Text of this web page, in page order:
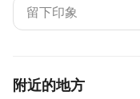
附近的地方